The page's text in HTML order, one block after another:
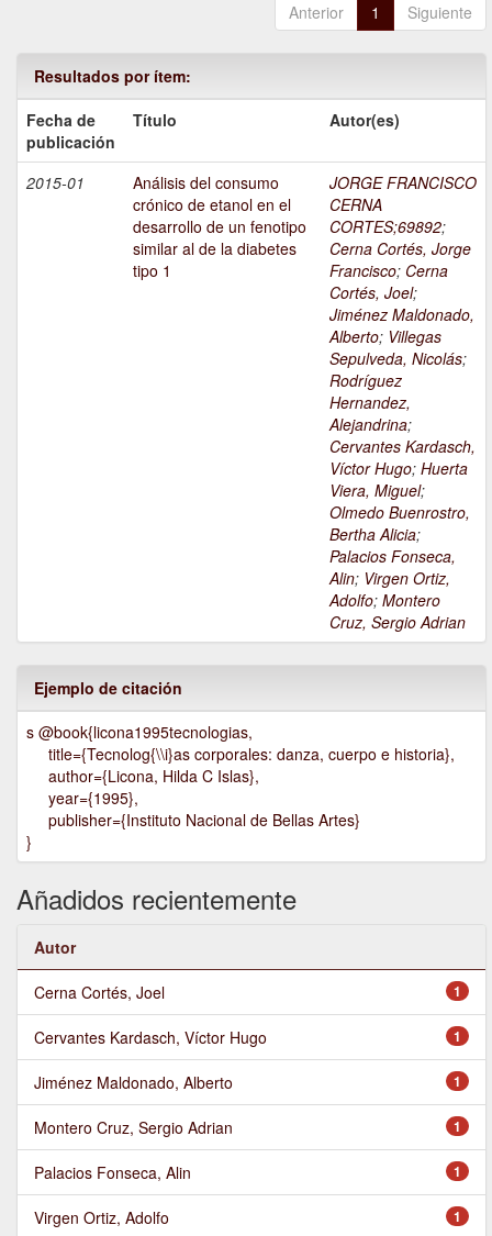
Anterior 1 Siguiente
Resultados por ítem:
Fecha de
publicación
Título Autor(es)
2015-01
Análisis del consumo
crónico de etanol en el
desarrollo de un fenotipo
similar al de la diabetes
tipo 1
JORGE FRANCISCO
CERNA
CORTES;69892;
Cerna Cortés, Jorge
Francisco; Cerna
Cortés, Joel;
Jiménez Maldonado,
Alberto; Villegas
Sepulveda, Nicolás;
Rodríguez
Hernandez,
Alejandrina;
Cervantes Kardasch,
Víctor Hugo; Huerta
Viera, Miguel;
Olmedo Buenrostro,
Bertha Alicia;
Palacios Fonseca,
Alin; Virgen Ortiz,
Adolfo; Montero
Cruz, Sergio Adrian
Ejemplo de citación
s @book{licona1995tecnologias,
title={Tecnolog{\\i}as corporales: danza, cuerpo e historia},
author={Licona, Hilda C Islas},
year={1995},
publisher={Instituto Nacional de Bellas Artes}
}
Añadidos recientemente
Autor
1
Cerna Cortés, Joel
1
Cervantes Kardasch, Víctor Hugo
1
Jiménez Maldonado, Alberto
1
Montero Cruz, Sergio Adrian
1
Palacios Fonseca, Alin
1
Virgen Ortiz, Adolfo